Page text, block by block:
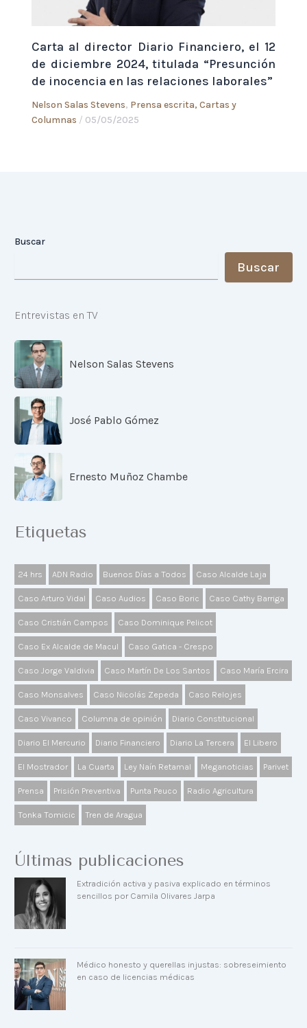
Carta al director Diario Financiero, el 12
de diciembre 2024, titulada “Presunción
de inocencia en las relaciones laborales”
Nelson Salas Stevens, Prensa escrita, Cartas y
Columnas / 05/05/2025
Buscar
Buscar
Entrevistas en TV
Nelson Salas Stevens
José Pablo Gómez
Ernesto Muñoz Chambe
Etiquetas
24 hrs ADN Radio Buenos Días a Todos Caso Alcalde Laja
Caso Arturo Vidal Caso Audios Caso Boric Caso Cathy Barriga
Caso Cristián Campos Caso Dominique Pelicot
Caso Ex Alcalde de Macul Caso Gatica - Crespo
Caso Jorge Valdivia Caso Martín De Los Santos Caso María Ercira
Caso Monsalves Caso Nicolás Zepeda Caso Relojes
Caso Vivanco Columna de opinión Diario Constitucional
Diario El Mercurio Diario Financiero Diario La Tercera El Libero
El Mostrador La Cuarta Ley Naín Retamal Meganoticias Parivet
Prensa Prisión Preventiva Punta Peuco Radio Agricultura
Tonka Tomicic Tren de Aragua
Últimas publicaciones
Extradición activa y pasiva explicado en términos
sencillos por Camila Olivares Jarpa
Médico honesto y querellas injustas: sobreseimiento
en caso de licencias médicas